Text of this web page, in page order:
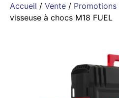
Accueil / Vente / Promotions
visseuse à chocs M18 FUEL